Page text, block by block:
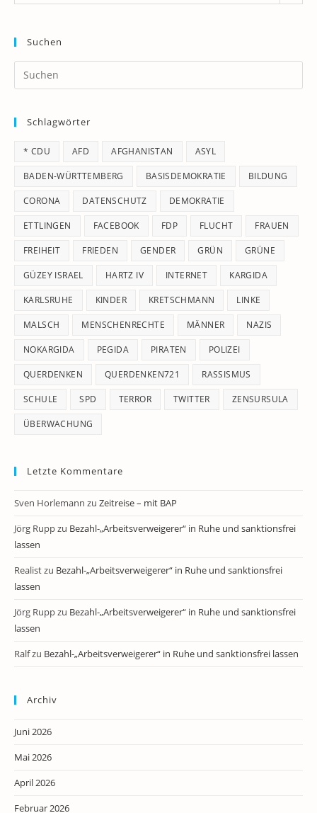
Suchen
Schlagwörter
* CDU AFD AFGHANISTAN ASYL
BADEN-WÜRTTEMBERG BASISDEMOKRATIE BILDUNG
CORONA DATENSCHUTZ DEMOKRATIE
ETTLINGEN FACEBOOK FDP FLUCHT FRAUEN
FREIHEIT FRIEDEN GENDER GRÜN GRÜNE
GÜZEY ISRAEL HARTZ IV INTERNET KARGIDA
KARLSRUHE KINDER KRETSCHMANN LINKE
MALSCH MENSCHENRECHTE MÄNNER NAZIS
NOKARGIDA PEGIDA PIRATEN POLIZEI
QUERDENKEN QUERDENKEN721 RASSISMUS
SCHULE SPD TERROR TWITTER ZENSURSULA
ÜBERWACHUNG
Letzte Kommentare
Sven Horlemann zu Zeitreise – mit BAP
Jörg Ruppzu Bezahl-„Arbeitsverweigerer“ in Ruhe und sanktionsfrei
lassen
Realistzu Bezahl-„Arbeitsverweigerer“ in Ruhe und sanktionsfrei
lassen
Jörg Ruppzu Bezahl-„Arbeitsverweigerer“ in Ruhe und sanktionsfrei
lassen
Ralfzu Bezahl-„Arbeitsverweigerer“ in Ruhe und sanktionsfrei lassen
Archiv
Juni 2026
Mai 2026
April 2026
Februar 2026